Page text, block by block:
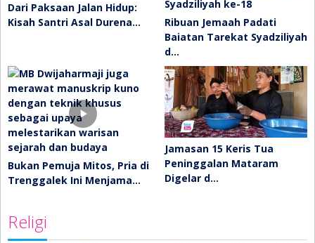
Dari Paksaan Jalan Hidup:
Kisah Santri Asal Durena…
Ribuan Jemaah Padati
Baiatan Tarekat Syadziliyah
d…
Bukan Pemuja Mitos, Pria di
Trenggalek Ini Menjama…
Jamasan 15 Keris Tua
Peninggalan Mataram
Digelar d…
Religi